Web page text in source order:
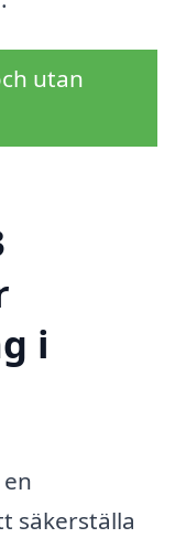
utan
i
säkerställa